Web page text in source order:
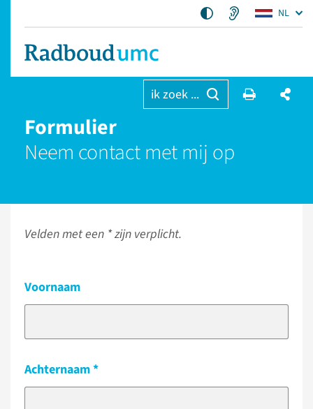
NL
ik zoek ...
Formulier
Neem contact met mij op
Velden met een * zijn verplicht.
Voornaam
Achternaam